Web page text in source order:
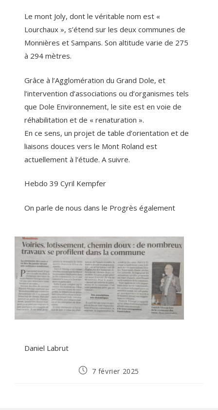
Le mont Joly, dont le véritable nom est «
Lourchaux », s’étend sur les deux communes de
Monnières et Sampans. Son altitude varie de 275
à 294 mètres.
Grâce à l’Agglomération du Grand Dole, et
l’intervention d’associations ou d’organismes tels
que Dole Environnement, le site est en voie de
réhabilitation et de « renaturation ».
En ce sens, un projet de table d’orientation et de
liaisons douces vers le Mont Roland est
actuellement à l’étude. A suivre.
Hebdo 39 Cyril Kempfer
On parle de nous dans le Progrès également
Daniel Labrut
7 février 2025